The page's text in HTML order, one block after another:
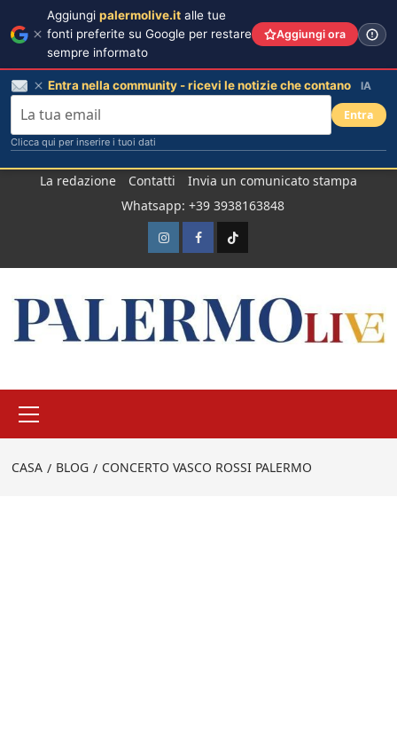
La redazione Contatti
Invia un comunicato stampa
Whatsapp: +39 3938163848
InstagramFacebook
TikTok
principale
CASA BLOG CONCERTO VASCO ROSSI PALERMO
Aggiungi palermolive.it alle tue
fonti preferite su Google per restare
sempre informato
Aggiungi ora
Entra nella community - ricevi le notizie che contano IA
Entra
Clicca qui per inserire i tuoi dati